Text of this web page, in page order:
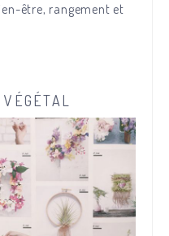
être, rangement et